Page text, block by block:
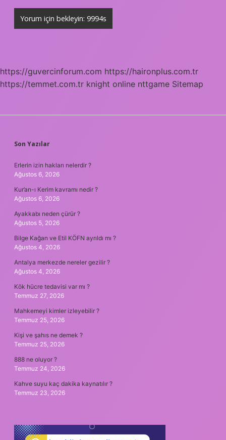
https://guvercinforum.com https://haironplus.com.tr
https://temmet.com.tr knight online nttgame Sitemap
SIDEBAR
Son Yazılar
Erlerin izin hakları nelerdir ?
Ağustos 6, 2026
Kur’an-ı Kerim kavramı nedir ?
Ağustos 6, 2026
Ayakkabı neden çürür ?
Ağustos 5, 2026
Bilge Kağan ve Etil KÖFN ayrıldı mı ?
Ağustos 4, 2026
Antalya merkezde nereler gezilir ?
Ağustos 4, 2026
Kök hücre tedavisi var mı ?
Temmuz 27, 2026
Mahkemeyi kimler izleyebilir ?
Temmuz 25, 2026
Kişi ve şahıs ne demek ?
Temmuz 25, 2026
888 ne oluyor ?
Temmuz 24, 2026
Kahve suyu kaç dakika kaynatılır ?
Temmuz 23, 2026